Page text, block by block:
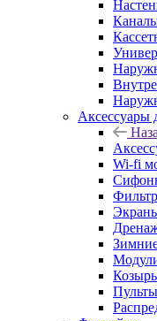
Аксессуары
Wi-fi